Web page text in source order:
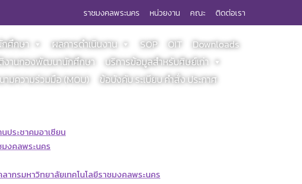
ราชมงคลพระนคร หน่วยงาน คณะ ติดต่อเรา
ศึกษา ผลการดำเนินงาน SOP OIT
Downloads
านกองพัฒนานักศึกษา
บริการข้อมูลสำหรับศิษย์เก่า
มความร่วมมือ (MOU) ข้อบังคับ ระเบียบ คำสั่ง ประกาศ
ประชาคมอาเซียน
งคลพระนคร
กรมหาวิทยาลัยเทคโนโลยีราชมงคลพระนคร